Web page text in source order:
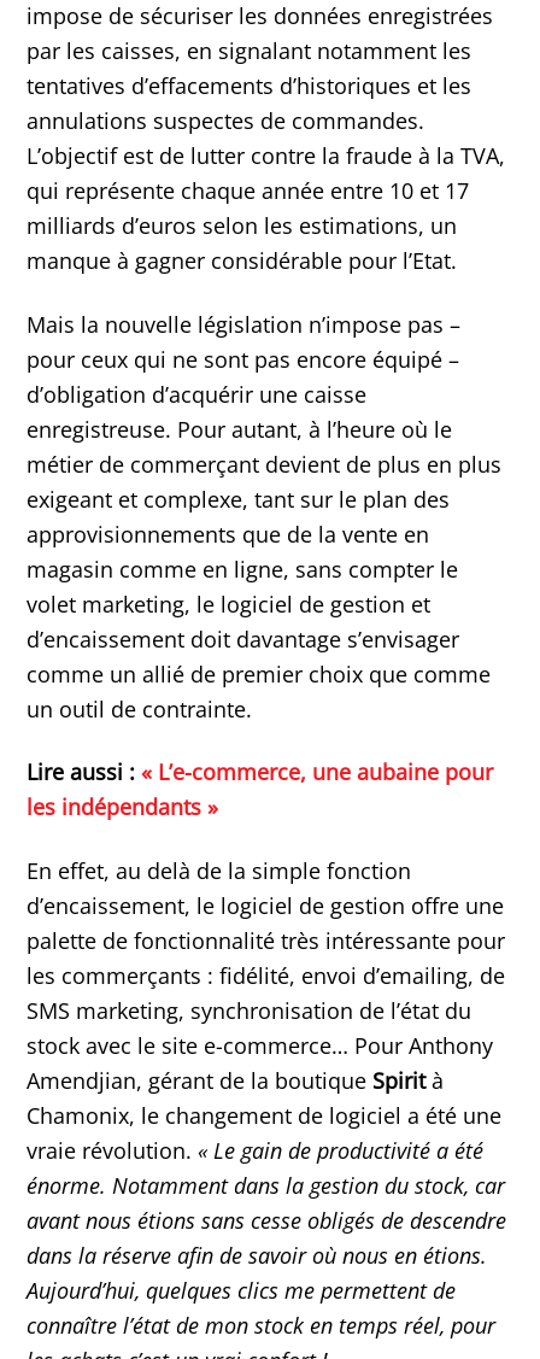
impose de sécuriser les données enregistrées
par les caisses, en signalant notamment les
tentatives d’effacements d’historiques et les
annulations suspectes de commandes.
L’objectif est de lutter contre la fraude à la TVA,
qui représente chaque année entre 10 et 17
milliards d’euros selon les estimations, un
manque à gagner considérable pour l’Etat.
Mais la nouvelle législation n’impose pas –
pour ceux qui ne sont pas encore équipé –
d’obligation d’acquérir une caisse
enregistreuse. Pour autant, à l’heure où le
métier de commerçant devient de plus en plus
exigeant et complexe, tant sur le plan des
approvisionnements que de la vente en
magasin comme en ligne, sans compter le
volet marketing, le logiciel de gestion et
d’encaissement doit davantage s’envisager
comme un allié de premier choix que comme
un outil de contrainte.
Lire aussi :« L’e-commerce, une aubaine pour
les indépendants »
En effet, au delà de la simple fonction
d’encaissement, le logiciel de gestion offre une
palette de fonctionnalité très intéressante pour
les commerçants : fidélité, envoi d’emailing, de
SMS marketing, synchronisation de l’état du
stock avec le site e-commerce… Pour Anthony
Amendjian, gérant de la boutique Spirità
Chamonix, le changement de logiciel a été une
vraie révolution.« Le gain de productivité a été
énorme. Notamment dans la gestion du stock, car
avant nous étions sans cesse obligés de descendre
dans la réserve afin de savoir où nous en étions.
Aujourd’hui, quelques clics me permettent de
connaître l’état de mon stock en temps réel, pour